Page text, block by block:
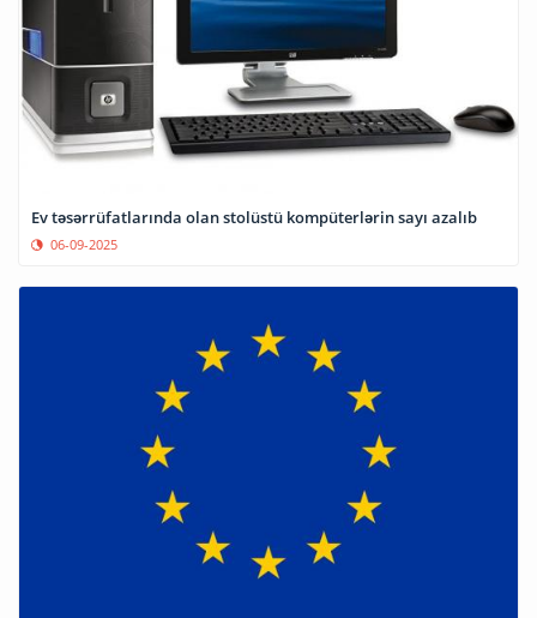
Ev təsərrüfatlarında olan stolüstü kompüterlərin sayı azalıb
06-09-2025